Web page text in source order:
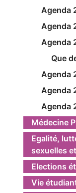
Agenda
Agenda
Agenda
Que
Agenda
Agenda
Agenda
Médecine
Egalité,
sexuelles
Elections
Vie